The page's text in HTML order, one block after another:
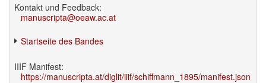
Kontakt und Feedback:
manuscripta@oeaw.ac.at
Startseite des Bandes
IIIF Manifest:
https://manuscripta.at/diglit/iiif/schiffmann_1895/manifest.json